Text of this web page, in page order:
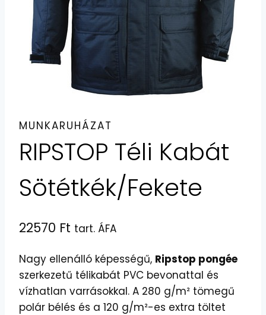
MUNKARUHÁZAT
RIPSTOP Téli Kabát
Sötétkék/Fekete
22570 Ft tart. ÁFA
Nagy ellenálló képességű, Ripstop pongée
szerkezetű télikabát PVC bevonattal és
vízhatlan varrásokkal. A 280 g/m² tömegű
polár bélés és a 120 g/m²-es extra töltet